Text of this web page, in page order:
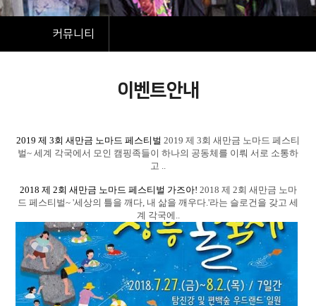
커뮤니티
이벤트안내
2019 제 3회 새만금 노마드 페스티벌 2019 제 3회 새만금 노마드 페스티
벌~ 세계 각국에서 모인 캠핑족들이 하나의 공동체를 이뤄 서로 소통하
고 ..
2018 제 2회 새만금 노마드 페스티벌 가즈아! 2018 제 2회 새만금 노마
드 페스티벌~ '세상의 틀을 깨다, 내 삶을 깨우다.'라는 슬로건을 갖고 세
계 각국에..